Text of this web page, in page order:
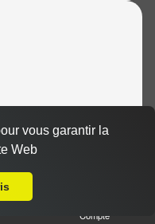
hachée, oignons,
Compte
vous garantir la
Web